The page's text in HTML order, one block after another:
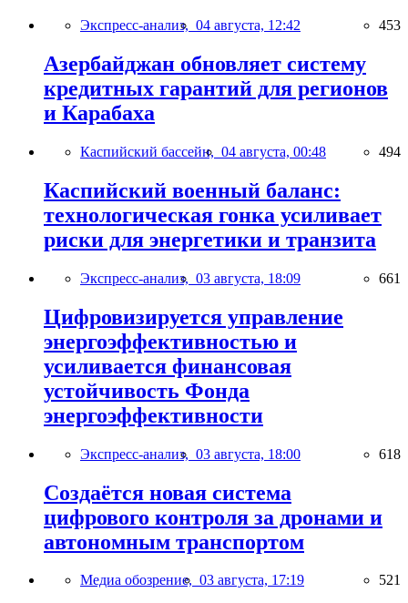
Экспресс-анализ, 04 августа, 12:42 453
Азербайджан обновляет систему
кредитных гарантий для регионов
и Карабаха
Каспийский бассейн, 04 августа, 00:48 494
Каспийский военный баланс:
технологическая гонка усиливает
риски для энергетики и транзита
Экспресс-анализ, 03 августа, 18:09 661
Цифровизируется управление
энергоэффективностью и
усиливается финансовая
устойчивость Фонда
энергоэффективности
Экспресс-анализ, 03 августа, 18:00 618
Создаётся новая система
цифрового контроля за дронами и
автономным транспортом
Медиа обозрение, 03 августа, 17:19 521